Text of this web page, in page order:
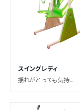
スイングレディ
揺れがとっても気持...